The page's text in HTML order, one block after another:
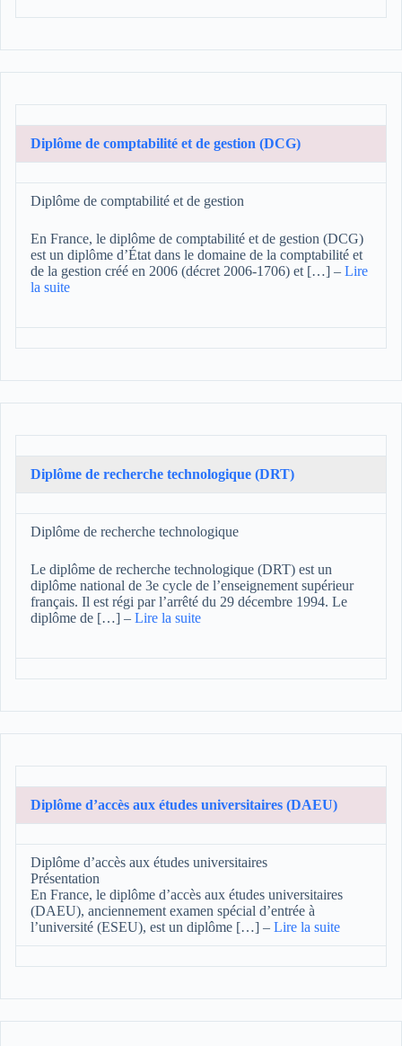
Diplôme de comptabilité et de gestion (DCG)
Diplôme de comptabilité et de gestion
En France, le diplôme de comptabilité et de gestion (DCG)
est un diplôme d’État dans le domaine de la comptabilité et
de la gestion créé en 2006 (décret 2006-1706) et […] – Lire
la suite
Diplôme de recherche technologique (DRT)
Diplôme de recherche technologique
Le diplôme de recherche technologique (DRT) est un
diplôme national de 3e cycle de l’enseignement supérieur
français. Il est régi par l’arrêté du 29 décembre 1994. Le
diplôme de […] – Lire la suite
Diplôme d’accès aux études universitaires (DAEU)
Diplôme d’accès aux études universitaires
Présentation
En France, le diplôme d’accès aux études universitaires
(DAEU), anciennement examen spécial d’entrée à
l’université (ESEU), est un diplôme […] – Lire la suite